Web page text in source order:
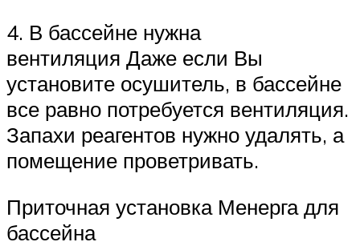
4. В бассейне нужна
вентиляция Даже если Вы
установите осушитель, в бассейне
все равно потребуется вентиляция.
Запахи реагентов нужно удалять, а
помещение проветривать.
Приточная установка Менерга для
бассейна